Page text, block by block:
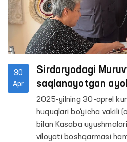
30
Apr
Sirdaryodagi
saqlanayotgan
o‘rganildi
2025-yilning 30-aprel
huquqlari bo‘yicha vakili
bilan Kasaba
viloyati boshqarmasi